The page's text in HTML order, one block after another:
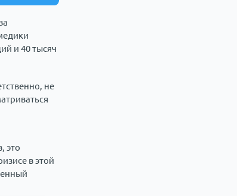
и 40 тысяч
не
это
в этой